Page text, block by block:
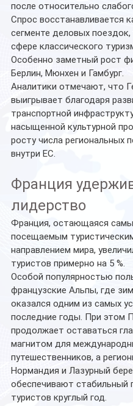
после относительно
Спрос восстанавливается
сегменте деловых поездок,
сфере классического
Особенно заметный рост
Берлин, Мюнхен и Гамбург.
Аналитики отмечают, что
выигрывает благодаря
транспортной
насыщенной культурной
росту числа региональных
внутри ЕС.
Франция
лидерство
Франция, остающаяся
посещаемым
направлением мира,
туристов примерно на 5 %.
Особой популярностью
французские Альпы, где
оказался одним из самых
последние годы. При этом
продолжает оставаться
магнитом для
путешественников, а
Нормандия и Лазурный
обеспечивают стабильный
туристов круглый год.